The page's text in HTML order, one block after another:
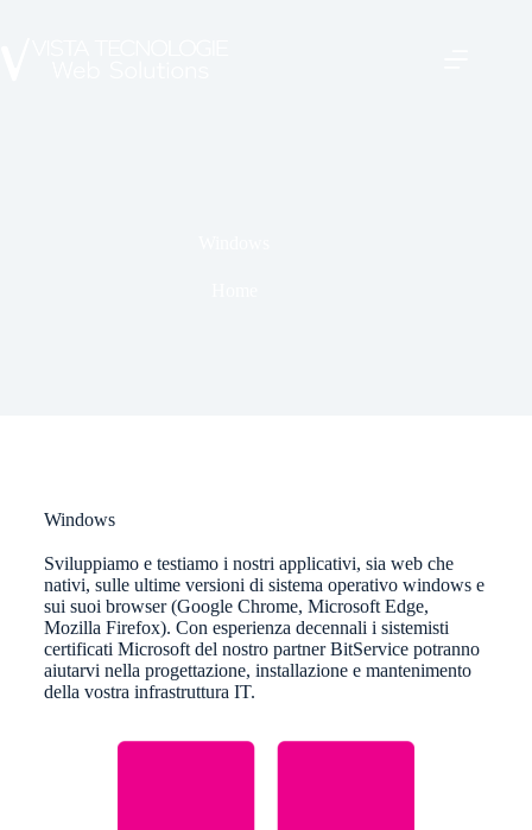
Windows
Sviluppiamo e testiamo i nostri applicativi, sia web che
nativi, sulle ultime versioni di sistema operativo windows e
sui suoi browser (Google Chrome, Microsoft Edge,
Mozilla Firefox). Con esperienza decennali i sistemisti
certificati Microsoft del nostro partner BitService potranno
aiutarvi nella progettazione, installazione e mantenimento
della vostra infrastruttura IT.